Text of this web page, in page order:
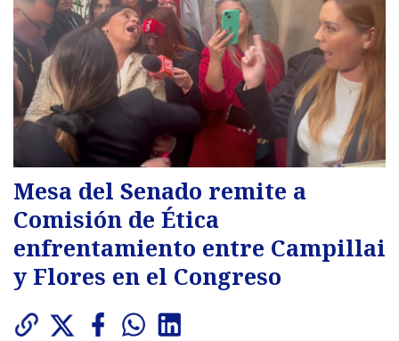
Mesa del Senado remite a
Comisión de Ética
enfrentamiento entre Campillai
y Flores en el Congreso